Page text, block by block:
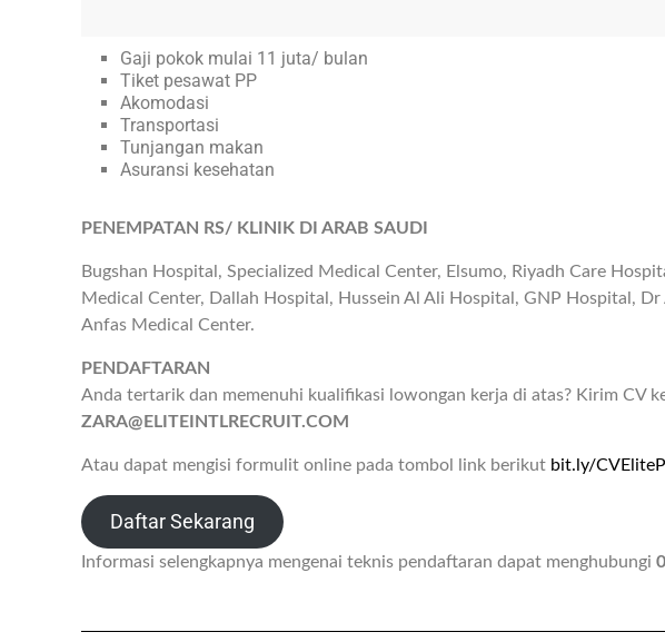
Gaji pokok mulai 11 juta/ bulan
Tiket pesawat PP
Akomodasi
Transportasi
Tunjangan makan
Asuransi kesehatan
PENEMPATAN RS/ KLINIK DI ARAB SAUDI
Bugshan Hospital, Specialized Medical Center, Elsumo, Riyadh Care
Medical Center, Dallah Hospital, Hussein Al Ali Hospital, GNP Hospital,
Anfas Medical Center.
PENDAFTARAN
Anda tertarik dan memenuhi kualifikasi lowongan kerja di atas? Kirim CV
ZARA@ELITEINTLRECRUIT.COM
Atau dapat mengisi formulit online pada tombol link berikut bit.ly/
Daftar Sekarang
Informasi selengkapnya mengenai teknis pendaftaran dapat menghubungi